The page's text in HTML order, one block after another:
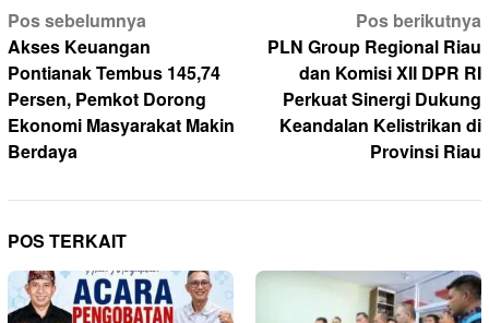
Navigasi
pos
Pos sebelumnya
Akses Keuangan
Pontianak Tembus 145,74
Persen, Pemkot Dorong
Ekonomi Masyarakat Makin
Berdaya
Pos berikutnya
PLN Group Regional Riau
dan Komisi XII DPR RI
Perkuat Sinergi Dukung
Keandalan Kelistrikan di
Provinsi Riau
POS TERKAIT